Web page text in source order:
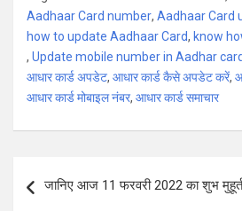
Aadhaar Card number, Aadhaar Card
how to update Aadhaar Card, know
, Update mobile number in Aadhar card
आधार कार्ड अपडेट, आधार कार्ड कैसे अपडेट करें,
आधार कार्ड मोबाइल नंबर, आधार कार्ड समाचार
navigation
जानिए आज 11 फरवरी 2022 का शुभ